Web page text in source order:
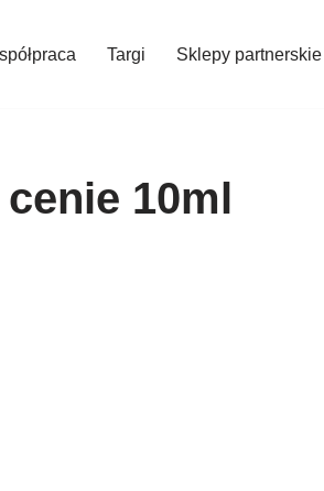
Targi Sklepy partnerskie
10ml